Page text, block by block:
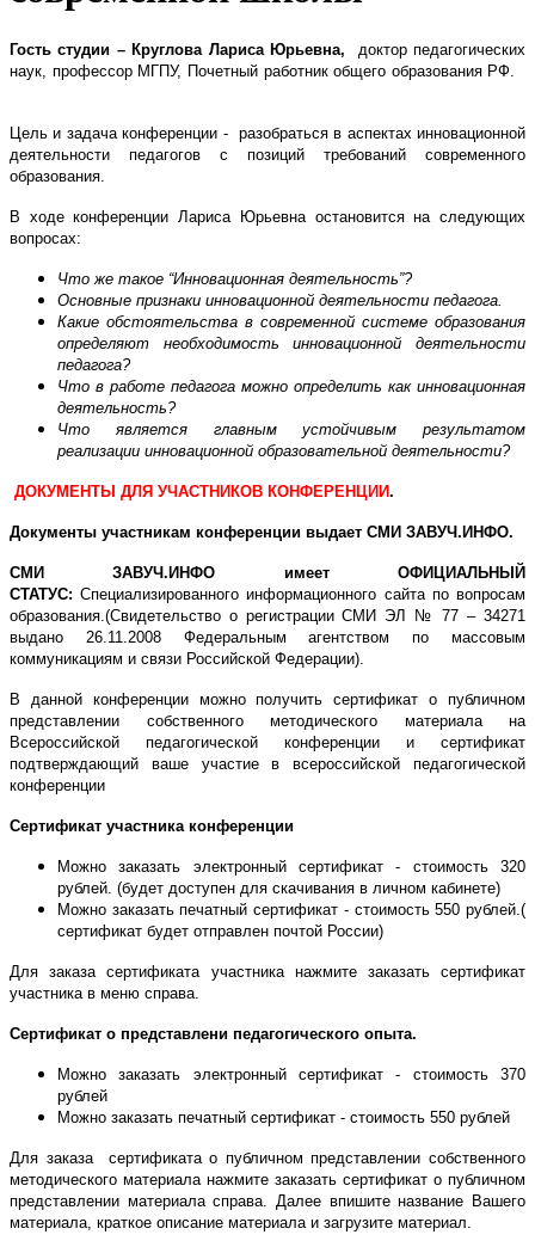
Гость студии – Круглова Лариса Юрьевна, доктор педагогических
наук, профессор МГПУ, Почетный работник общего образования РФ.
Цель и задача конференции - разобраться в аспектах инновационной
деятельности педагогов с позиций требований современного
образования.
В ходе конференции Лариса Юрьевна остановится на следующих
вопросах:
Что же такое “Инновационная деятельность”?
Основные признаки инновационной деятельности педагога.
Какие обстоятельства в современной системе образования
определяют необходимость инновационной деятельности
педагога?
Что в работе педагога можно определить как инновационная
деятельность?
Что является главным устойчивым результатом
реализации инновационной образовательной деятельности?
ДОКУМЕНТЫ ДЛЯ УЧАСТНИКОВ КОНФЕРЕНЦИИ.
Документы участникам конференции выдает СМИ ЗАВУЧ.ИНФО.
СМИ ЗАВУЧ.ИНФО имеет ОФИЦИАЛЬНЫЙ
СТАТУС:Специализированного информационного сайта по вопросам
образования.(Свидетельство о регистрации СМИ ЭЛ № 77 – 34271
выдано 26.11.2008 Федеральным агентством по массовым
коммуникациям и связи Российской Федерации).
В данной конференции можно получить сертификат о публичном
представлении собственного методического материала на
Всероссийской педагогической конференции и сертификат
подтверждающий ваше участие в всероссийской педагогической
конференции
Сертификат участника конференции
Можно заказать электронный сертификат - стоимость 320
рублей. (будет доступен для скачивания в личном кабинете)
Можно заказать печатный сертификат - стоимость 550 рублей.(
сертификат будет отправлен почтой России)
Для заказа сертификата участника нажмите заказать сертификат
участника в меню справа.
Сертификат о представлени педагогического опыта.
Можно заказать электронный сертификат - стоимость 370
рублей
Можно заказать печатный сертификат - стоимость 550 рублей
Для заказа сертификата о публичном представлении собственного
методического материала нажмите заказать сертификат о публичном
представлении материала справа. Далее впишите название Вашего
материала, краткое описание материала и загрузите материал.